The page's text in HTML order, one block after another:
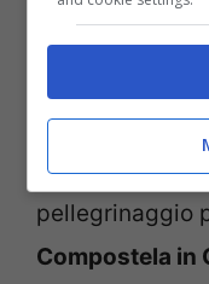
organizzato
eccessivo, è
nuovi hotel,
nel centro.
pellegrinaggio
Compostela in